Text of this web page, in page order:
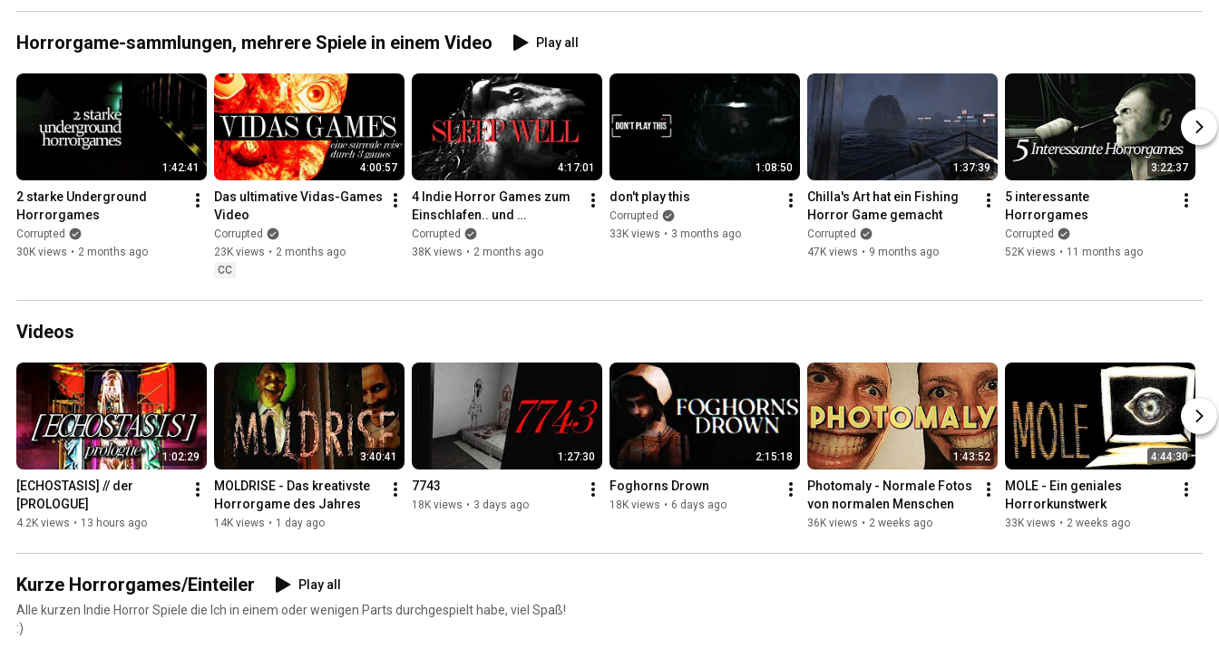
Horrorgame-sammlungen, mehrere Spiele in einem Video Play all
1:42:41
2 starke Underground
Horrorgames
Corrupted
30K views • 2 months ago
4:00:57
Das ultimative Vidas-Games
Video
Corrupted
23K views • 2 months ago
CC
4:17:01
4 Indie Horror Games zum
Einschlafen.. und
Schlafparalysen haben
Corrupted
38K views • 2 months ago
1:08:50
don't play this
Corrupted
33K views • 3 months ago
1:37:39
Chilla's Art hat ein Fishing
Horror Game gemacht
Corrupted
47K views • 9 months ago
3:22:37
5 interessante
Horrorgames
Corrupted
52K views • 11 months ago
Videos
1:02:29
[ECHOSTASIS] // der
[PROLOGUE]
4.2K views • 13 hours ago
3:40:41
MOLDRISE - Das kreativste
Horrorgame des Jahres
14K views • 1 day ago
1:27:30
7743
18K views • 3 days ago
2:15:18
Foghorns Drown
18K views • 6 days ago
1:43:52
Photomaly - Normale Fotos
von normalen Menschen
36K views • 2 weeks ago
4:44:30
MOLE - Ein geniales
Horrorkunstwerk
33K views • 2 weeks ago
Kurze Horrorgames/Einteiler
Play all
Alle kurzen Indie Horror Spiele die Ich in einem oder wenigen Parts durchgespielt habe, viel Spaß!
:)